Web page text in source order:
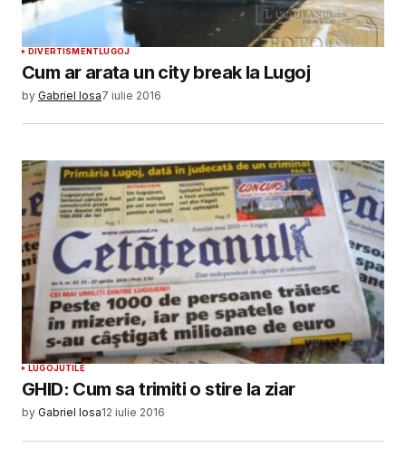
DIVERTISMENTLUGOJ
Cum ar arata un city break la Lugoj
by Gabriel Iosa7 iulie 2016
LUGOJUTILE
GHID: Cum sa trimiti o stire la ziar
by Gabriel Iosa12 iulie 2016